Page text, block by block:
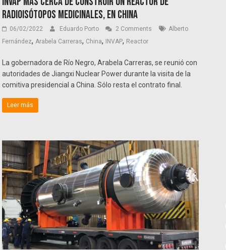
radioisótopos medicinales, en China
06/02/2022 Eduardo Porto 2 Comments
Alberto
Fernández, Arabela Carreras, China, INVAP, Reactor
La gobernadora de Río Negro, Arabela Carreras, se reunió con
autoridades de Jiangxi Nuclear Power durante la visita de la
comitiva presidencial a China. Sólo resta el contrato final.
Leer más